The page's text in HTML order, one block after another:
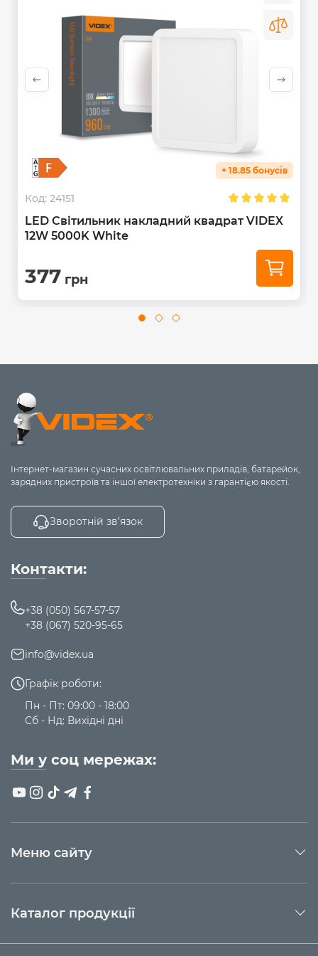
+ 18.85 бонусів
Код: 24151
LED Світильник накладний квадрат VIDEX
12W 5000K White
377 грн
Інтернет-магазин сучасних освітлювальних приладів, батарейок,
зарядних пристроїв та іншої електротехніки з гарантією якості.
Зворотній зв’язок
Меню сайту
Каталог продукції
Контакти:
+38 (050) 567-57-57
+38 (067) 520-95-65
info@videx.ua
Графік роботи:
Пн - Пт: 09:00 - 18:00
Сб - Нд: Вихідні дні
Ми у соц мережах: